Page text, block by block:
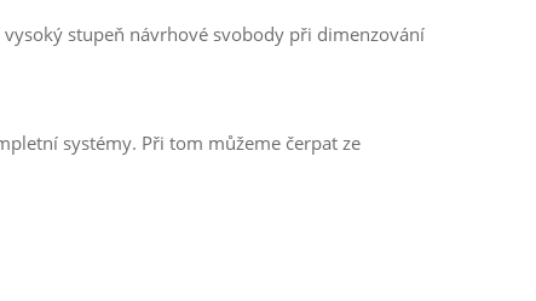
stupeň návrhové svobody při dimenzování
systémy. Při tom můžeme čerpat ze